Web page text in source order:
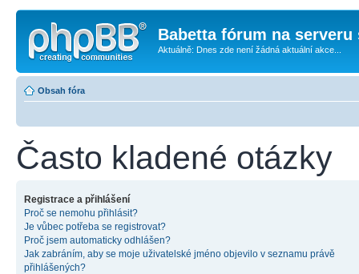
Babetta fórum na serveru
Aktuálně: Dnes zde není žádná aktuální akce...
Obsah fóra
Často kladené otázky
Registrace a přihlášení
Proč se nemohu přihlásit?
Je vůbec potřeba se registrovat?
Proč jsem automaticky odhlášen?
Jak zabráním, aby se moje uživatelské jméno objevilo v seznamu právě
přihlášených?